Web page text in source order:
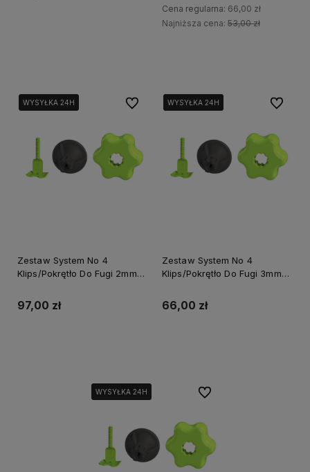
Cena regularna: 66,00 zł
Najniższa cena: 53,00 zł
WYSYŁKA 24H
WYSYŁKA 24H
Zestaw System No 4
Klips/Pokrętło Do Fugi 2mm
150/150szt. Perfect S-75261
97,00 zł
Do ulubionychWYSYŁKA 24H
WYSYŁKA 24H
Zestaw System No 4
Klips/Pokrętło Do Fugi 3mm
Perfect S-75255
66,00 zł
Do
WYSYŁKA 24H
WYSYŁKA 24H Do ulubionych